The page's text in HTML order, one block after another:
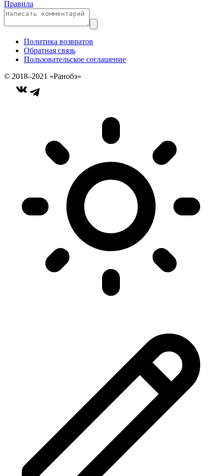
Правила
Политика возвратов
Обратная связь
Пользовательское соглашение
© 2018–2021 «Ранобэ»